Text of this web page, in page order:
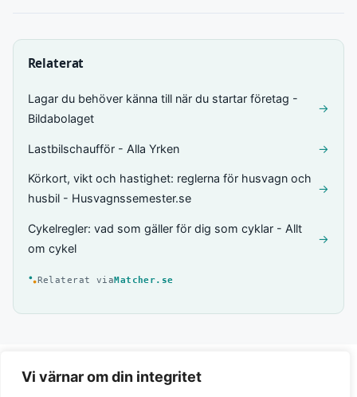
Vi värnar om din integritet
Relaterat
Lagar du behöver känna till när du startar företag -
Bildabolaget
→
Lastbilschaufför - Alla Yrken →
Körkort, vikt och hastighet: reglerna för husvagn och
husbil - Husvagnssemester.se
→
Cykelregler: vad som gäller för dig som cyklar - Allt
om cykel
→
Relaterat viaMatcher.se